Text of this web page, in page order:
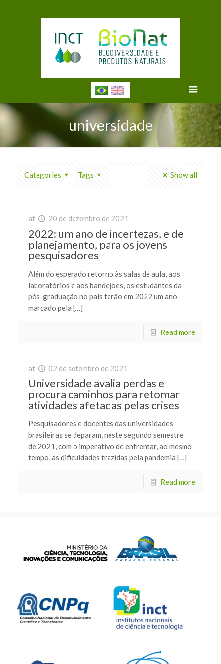
universidade
Categories Tags Show all
at 20 de dezembro de 2021
2022: um ano de incertezas, e de
planejamento, para os jovens
pesquisadores
Além do esperado retorno às salas de aula, aos
laboratórios e aos bandejões, os estudantes da
pós-graduação no país terão em 2022 um ano
marcado pela […]
Read more
at 02 de setembro de 2021
Universidade avalia perdas e
procura caminhos para retomar
atividades afetadas pelas crises
Pesquisadores e docentes das universidades
brasileiras se deparam, neste segundo semestre
de 2021, com o imperativo de enfrentar, ao mesmo
tempo, as dificuldades trazidas pela pandemia […]
Read more